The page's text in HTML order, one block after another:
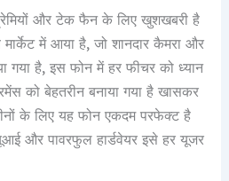
और टेक फैन के लिए खुशखबरी है
में आया है, जो शानदार कैमरा और
गया है, इस फोन में हर फीचर को ध्यान
को बेहतरीन बनाया गया है खासकर
के लिए यह फोन एकदम परफेक्ट है
और पावरफुल हार्डवेयर इसे हर यूजर